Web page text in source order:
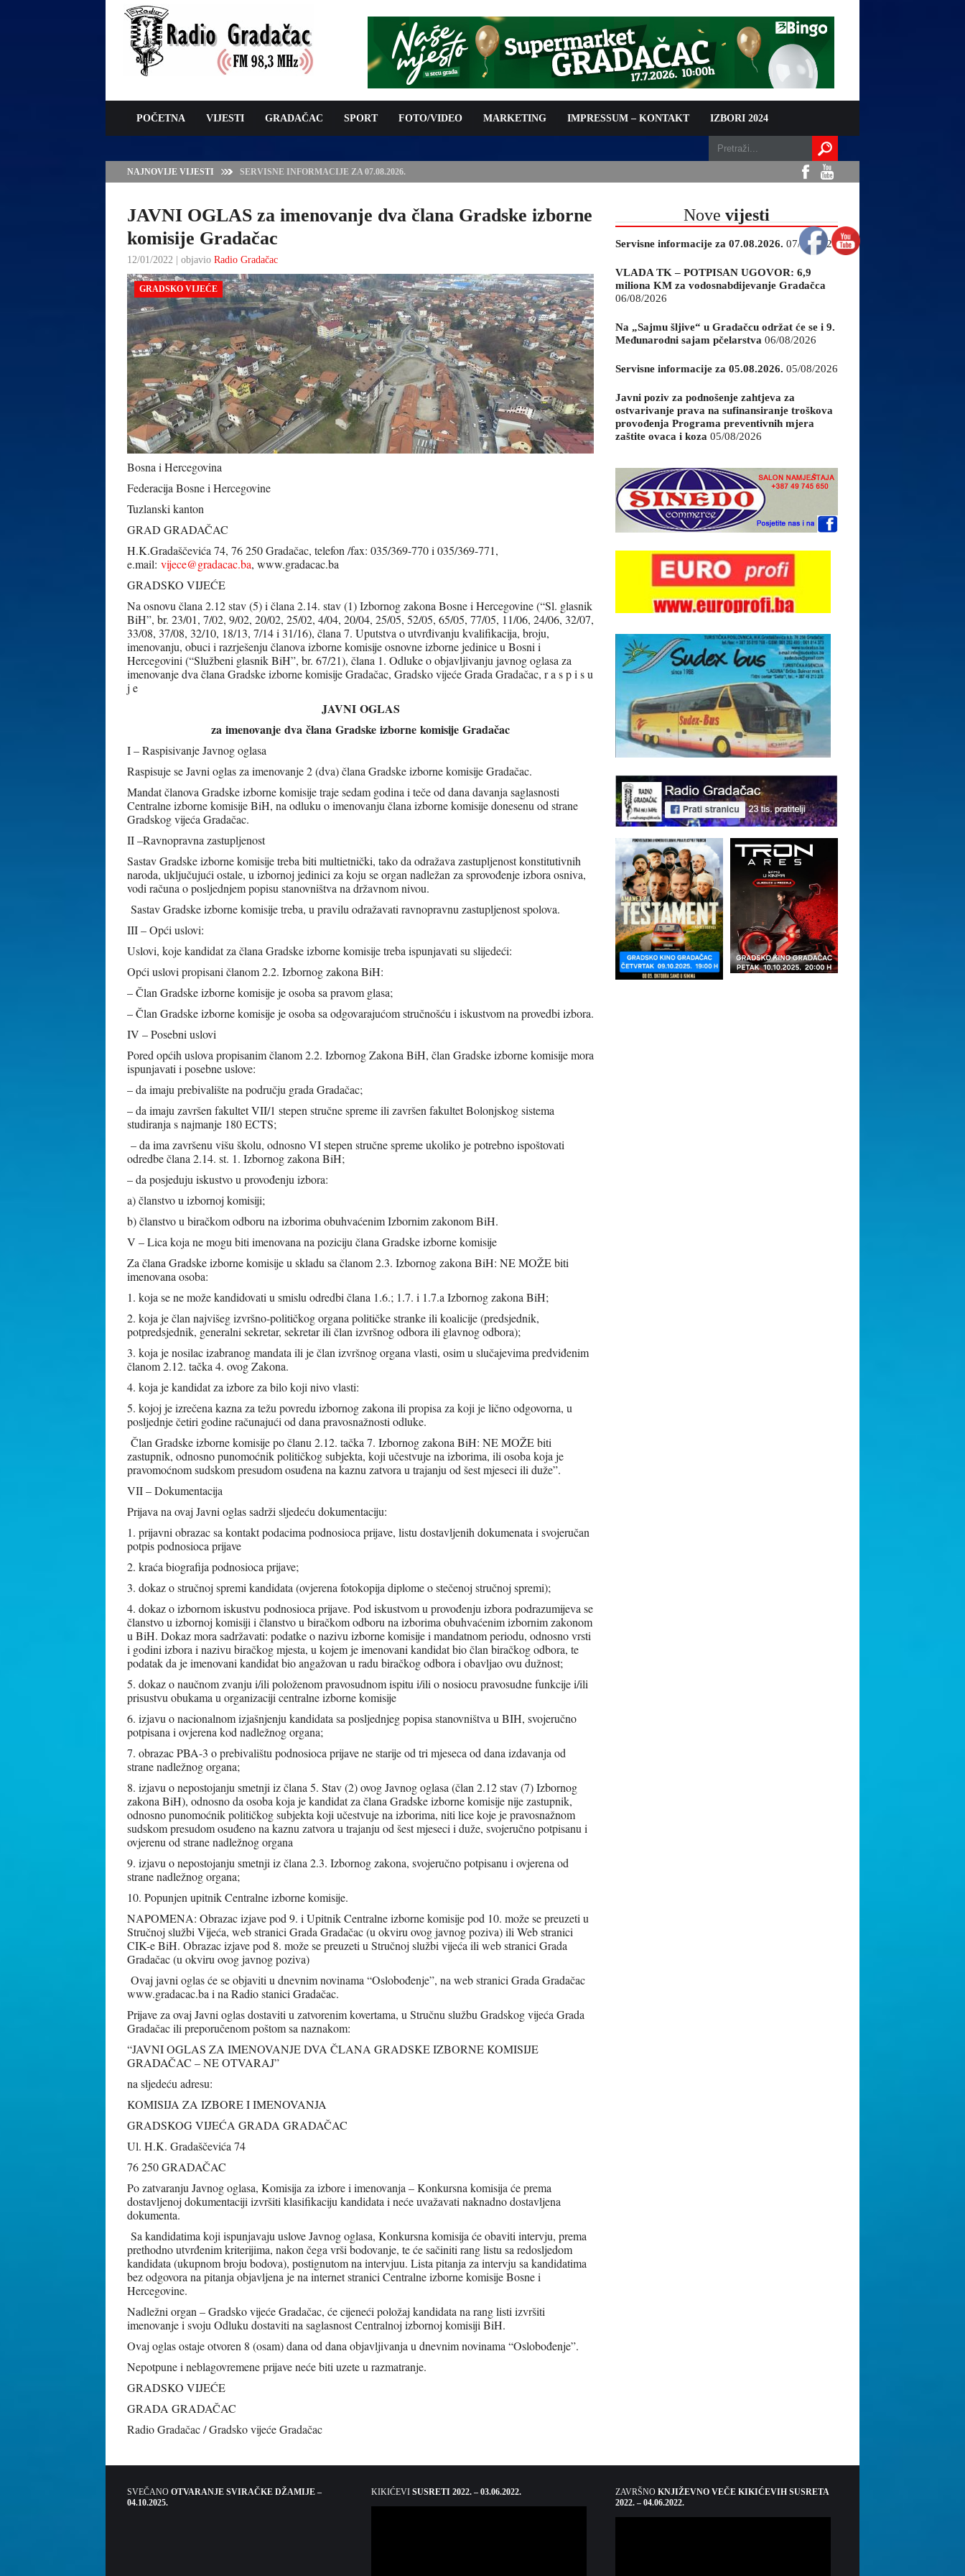
POČETNA VIJESTI GRADAČAC SPORT FOTO/VIDEO MARKETING IMPRESSUM – KONTAKT IZBORI 2024
NAJNOVIJE VIJESTI
VLADA TK – POTPISAN UGOVOR: 6,9 MILIONA KM ZA VODOSNABDIJEVANJE
GRADAČCA
JAVNI OGLAS za imenovanje dva člana Gradske izborne
komisije Gradačac
12/01/2022 | objavio Radio Gradačac
GRADSKO VIJEĆE
Bosna i Hercegovina
Federacija Bosne i Hercegovine
Tuzlanski kanton
GRAD GRADAČAC
H.K.Gradaščevića 74, 76 250 Gradačac, telefon /fax: 035/369-770 i 035/369-771,
e.mail: vijece@gradacac.ba, www.gradacac.ba
GRADSKO VIJEĆE
Na osnovu člana 2.12 stav (5) i člana 2.14. stav (1) Izbornog zakona Bosne i Hercegovine (“Sl. glasnik
BiH”, br. 23/01, 7/02, 9/02, 20/02, 25/02, 4/04, 20/04, 25/05, 52/05, 65/05, 77/05, 11/06, 24/06, 32/07,
33/08, 37/08, 32/10, 18/13, 7/14 i 31/16), člana 7. Uputstva o utvrđivanju kvalifikacija, broju,
imenovanju, obuci i razrješenju članova izborne komisije osnovne izborne jedinice u Bosni i
Hercegovini (“Službeni glasnik BiH”, br. 67/21), člana 1. Odluke o objavljivanju javnog oglasa za
imenovanje dva člana Gradske izborne komisije Gradačac, Gradsko vijeće Grada Gradačac, r a s p i s u
j e
JAVNI OGLAS
za imenovanje dva člana Gradske izborne komisije Gradačac
I – Raspisivanje Javnog oglasa
Raspisuje se Javni oglas za imenovanje 2 (dva) člana Gradske izborne komisije Gradačac.
Mandat članova Gradske izborne komisije traje sedam godina i teče od dana davanja saglasnosti
Centralne izborne komisije BiH, na odluku o imenovanju člana izborne komisije donesenu od strane
Gradskog vijeća Gradačac.
II –Ravnopravna zastupljenost
Sastav Gradske izborne komisije treba biti multietnički, tako da odražava zastupljenost konstitutivnih
naroda, uključujući ostale, u izbornoj jedinici za koju se organ nadležan za sprovođenje izbora osniva,
vodi računa o posljednjem popisu stanovništva na državnom nivou.
Sastav Gradske izborne komisije treba, u pravilu odražavati ravnopravnu zastupljenost spolova.
III – Opći uslovi:
Uslovi, koje kandidat za člana Gradske izborne komisije treba ispunjavati su slijedeći:
Opći uslovi propisani članom 2.2. Izbornog zakona BiH:
– Član Gradske izborne komisije je osoba sa pravom glasa;
– Član Gradske izborne komisije je osoba sa odgovarajućom stručnošću i iskustvom na provedbi izbora.
IV – Posebni uslovi
Pored općih uslova propisanim članom 2.2. Izbornog Zakona BiH, član Gradske izborne komisije mora
ispunjavati i posebne uslove:
– da imaju prebivalište na području grada Gradačac;
– da imaju završen fakultet VII/1 stepen stručne spreme ili završen fakultet Bolonjskog sistema
studiranja s najmanje 180 ECTS;
– da ima završenu višu školu, odnosno VI stepen stručne spreme ukoliko je potrebno ispoštovati
odredbe člana 2.14. st. 1. Izbornog zakona BiH;
– da posjeduju iskustvo u provođenju izbora:
a) članstvo u izbornoj komisiji;
b) članstvo u biračkom odboru na izborima obuhvaćenim Izbornim zakonom BiH.
V – Lica koja ne mogu biti imenovana na poziciju člana Gradske izborne komisije
Za člana Gradske izborne komisije u skladu sa članom 2.3. Izbornog zakona BiH: NE MOŽE biti
imenovana osoba:
1. koja se ne može kandidovati u smislu odredbi člana 1.6.; 1.7. i 1.7.a Izbornog zakona BiH;
2. koja je član najvišeg izvršno-političkog organa političke stranke ili koalicije (predsjednik,
potpredsjednik, generalni sekretar, sekretar ili član izvršnog odbora ili glavnog odbora);
3. koja je nosilac izabranog mandata ili je član izvršnog organa vlasti, osim u slučajevima predviđenim
članom 2.12. tačka 4. ovog Zakona.
4. koja je kandidat za izbore za bilo koji nivo vlasti:
5. kojoj je izrečena kazna za težu povredu izbornog zakona ili propisa za koji je lično odgovorna, u
posljednje četiri godine računajući od dana pravosnažnosti odluke.
Član Gradske izborne komisije po članu 2.12. tačka 7. Izbornog zakona BiH: NE MOŽE biti
zastupnik, odnosno punomoćnik političkog subjekta, koji učestvuje na izborima, ili osoba koja je
pravomoćnom sudskom presudom osuđena na kaznu zatvora u trajanju od šest mjeseci ili duže”.
VII – Dokumentacija
Prijava na ovaj Javni oglas sadrži sljedeću dokumentaciju:
1. prijavni obrazac sa kontakt podacima podnosioca prijave, listu dostavljenih dokumenata i svojeručan
potpis podnosioca prijave
2. kraća biografija podnosioca prijave;
3. dokaz o stručnoj spremi kandidata (ovjerena fotokopija diplome o stečenoj stručnoj spremi);
4. dokaz o izbornom iskustvu podnosioca prijave. Pod iskustvom u provođenju izbora podrazumijeva se
članstvo u izbornoj komisiji i članstvo u biračkom odboru na izborima obuhvaćenim izbornim zakonom
u BiH. Dokaz mora sadržavati: podatke o nazivu izborne komisije i mandatnom periodu, odnosno vrsti
i godini izbora i nazivu biračkog mjesta, u kojem je imenovani kandidat bio član biračkog odbora, te
podatak da je imenovani kandidat bio angažovan u radu biračkog odbora i obavljao ovu dužnost;
5. dokaz o naučnom zvanju i/ili položenom pravosudnom ispitu i/ili o nosiocu pravosudne funkcije i/ili
prisustvu obukama u organizaciji centralne izborne komisije
6. izjavu o nacionalnom izjašnjenju kandidata sa posljednjeg popisa stanovništva u BIH, svojeručno
potpisana i ovjerena kod nadležnog organa;
7. obrazac PBA-3 o prebivalištu podnosioca prijave ne starije od tri mjeseca od dana izdavanja od
strane nadležnog organa;
8. izjavu o nepostojanju smetnji iz člana 5. Stav (2) ovog Javnog oglasa (član 2.12 stav (7) Izbornog
zakona BiH), odnosno da osoba koja je kandidat za člana Gradske izborne komisije nije zastupnik,
odnosno punomoćnik političkog subjekta koji učestvuje na izborima, niti lice koje je pravosnažnom
sudskom presudom osuđeno na kaznu zatvora u trajanju od šest mjeseci i duže, svojeručno potpisanu i
ovjerenu od strane nadležnog organa
9. izjavu o nepostojanju smetnji iz člana 2.3. Izbornog zakona, svojeručno potpisanu i ovjerena od
strane nadležnog organa;
10. Popunjen upitnik Centralne izborne komisije.
NAPOMENA: Obrazac izjave pod 9. i Upitnik Centralne izborne komisije pod 10. može se preuzeti u
Stručnoj službi Vijeća, web stranici Grada Gradačac (u okviru ovog javnog poziva) ili Web stranici
CIK-e BiH. Obrazac izjave pod 8. može se preuzeti u Stručnoj službi vijeća ili web stranici Grada
Gradačac (u okviru ovog javnog poziva)
Ovaj javni oglas će se objaviti u dnevnim novinama “Oslobođenje”, na web stranici Grada Gradačac
www.gradacac.ba i na Radio stanici Gradačac.
Prijave za ovaj Javni oglas dostaviti u zatvorenim kovertama, u Stručnu službu Gradskog vijeća Grada
Gradačac ili preporučenom poštom sa naznakom:
“JAVNI OGLAS ZA IMENOVANJE DVA ČLANA GRADSKE IZBORNE KOMISIJE
GRADAČAC – NE OTVARAJ”
na sljedeću adresu:
KOMISIJA ZA IZBORE I IMENOVANJA
GRADSKOG VIJEĆA GRADA GRADAČAC
Ul. H.K. Gradaščevića 74
76 250 GRADAČAC
Po zatvaranju Javnog oglasa, Komisija za izbore i imenovanja – Konkursna komisija će prema
dostavljenoj dokumentaciji izvršiti klasifikaciju kandidata i neće uvažavati naknadno dostavljena
dokumenta.
Sa kandidatima koji ispunjavaju uslove Javnog oglasa, Konkursna komisija će obaviti intervju, prema
prethodno utvrđenim kriterijima, nakon čega vrši bodovanje, te će sačiniti rang listu sa redosljedom
kandidata (ukupnom broju bodova), postignutom na intervjuu. Lista pitanja za intervju sa kandidatima
bez odgovora na pitanja objavljena je na internet stranici Centralne izborne komisije Bosne i
Hercegovine.
Nadležni organ – Gradsko vijeće Gradačac, će cijeneći položaj kandidata na rang listi izvršiti
imenovanje i svoju Odluku dostaviti na saglasnost Centralnoj izbornoj komisiji BiH.
Ovaj oglas ostaje otvoren 8 (osam) dana od dana objavljivanja u dnevnim novinama “Oslobođenje”.
Nepotpune i neblagovremene prijave neće biti uzete u razmatranje.
GRADSKO VIJEĆE
GRADA GRADAČAC
Radio Gradačac / Gradsko vijeće Gradačac
Nove vijesti
Servisne informacije za 07.08.2026. 07/08/2026
VLADA TK – POTPISAN UGOVOR: 6,9
miliona KM za vodosnabdijevanje Gradačca
06/08/2026
Na „Sajmu šljive“ u Gradačcu održat će se i 9.
Međunarodni sajam pčelarstva 06/08/2026
Servisne informacije za 05.08.2026. 05/08/2026
Javni poziv za podnošenje zahtjeva za
ostvarivanje prava na sufinansiranje troškova
provođenja Programa preventivnih mjera
zaštite ovaca i koza 05/08/2026
SVEČANO OTVARANJE SVIRAČKE DŽAMIJE –
04.10.2025.
KIKIĆEVI SUSRETI 2022. – 03.06.2022. ZAVRŠNO KNJIŽEVNO VEČE KIKIĆEVIH SUSRETA
2022. – 04.06.2022.